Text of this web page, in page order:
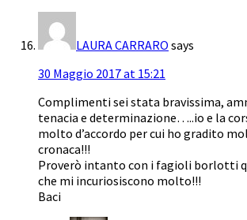
LAURA CARRARO says
30 Maggio 2017 at 15:21
Complimenti sei stata bravissima,
tenacia e determinazione…..io e la
molto d’accordo per cui ho gradito
cronaca!!!
Proverò intanto con i fagioli borlotti
che mi incuriosiscono molto!!!
Baci